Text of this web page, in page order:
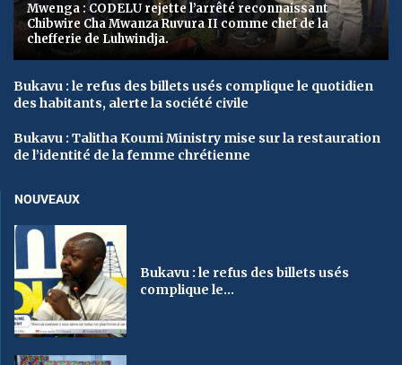
Mwenga : CODELU rejette l’arrêté reconnaissant
Chibwire Cha Mwanza Ruvura II comme chef de la
chefferie de Luhwindja.
Bukavu : le refus des billets usés complique le quotidien
des habitants, alerte la société civile
Bukavu : Talitha Koumi Ministry mise sur la restauration
de l’identité de la femme chrétienne
NOUVEAUX
Bukavu : le refus des billets usés
complique le...